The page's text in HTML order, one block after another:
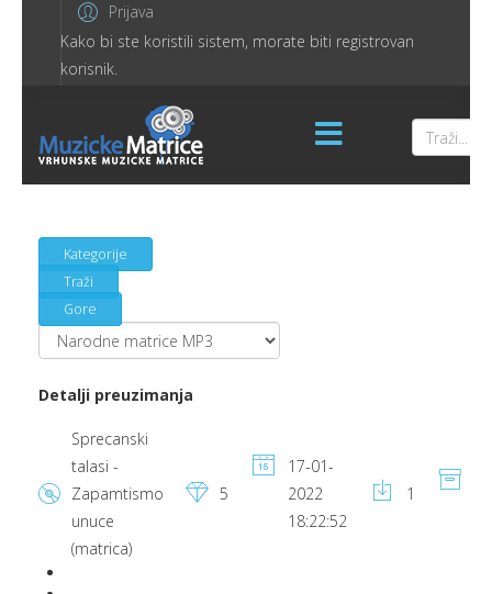
Prijava
Kako bi ste koristili sistem, morate biti registrovan
korisnik.
Kategorije
Traži
Gore
Detalji preuzimanja
Sprecanski
talasi -
Zapamtismo
unuce
(matrica)
5
17-01-
2022
18:22:52
1